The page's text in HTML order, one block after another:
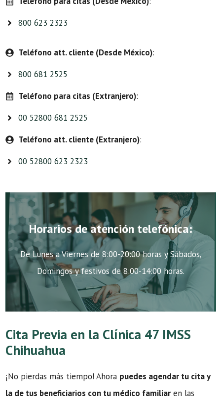
800 623 2323
Teléfono att. cliente (Desde México):
800 681 2525
Teléfono para citas (Extranjero):
00 52800 681 2525
Teléfono att. cliente (Extranjero):
00 52800 623 2323
Horarios de atención telefónica:
De Lunes a Viernes de 8:00-20:00 horas y Sábados,
Domingos y festivos de 8:00-14:00 horas.
Cita Previa en la Clínica 47 IMSS
Chihuahua
¡No pierdas más tiempo! Ahora puedes agendar tu cita y
la de tus beneficiarios con tu médico familiar en las